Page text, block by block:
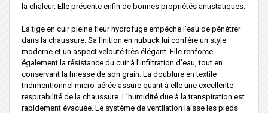
la chaleur. Elle présente enfin de bonnes propriétés antistatiques.
La tige en cuir pleine fleur hydrofuge empêche l’eau de pénétrer
dans la chaussure. Sa finition en nubuck lui confère un style
moderne et un aspect velouté très élégant. Elle renforce
également la résistance du cuir à l’infiltration d’eau, tout en
conservant la finesse de son grain. La doublure en textile
tridimentionnel micro-aérée assure quant à elle une excellente
respirabilité de la chaussure. L’humidité due à la transpiration est
rapidement évacuée. Le système de ventilation laisse les pieds